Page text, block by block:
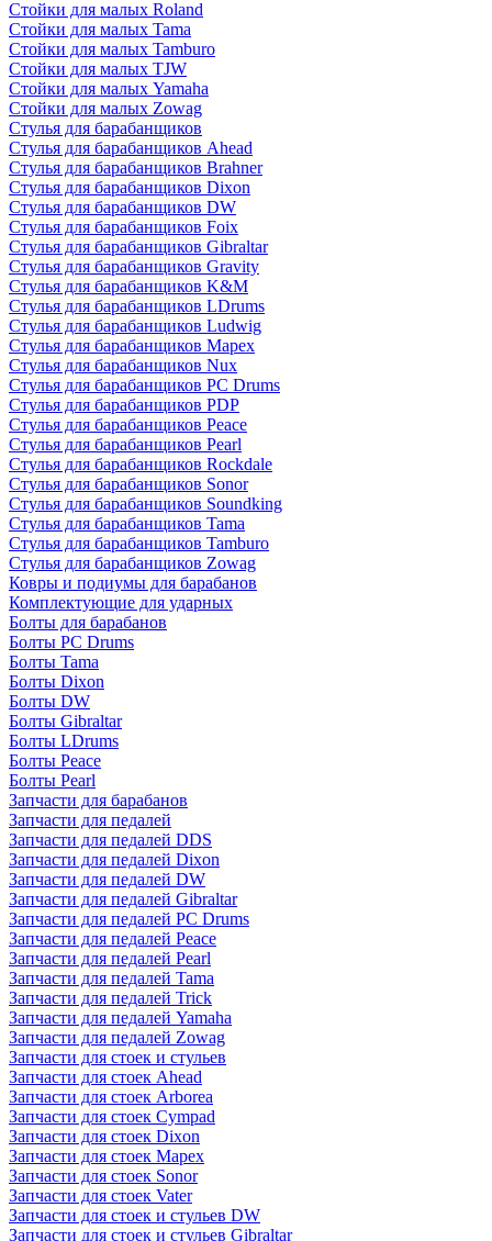
Стойки для малых Roland
Стойки для малых Tama
Стойки для малых Tamburo
Стойки для малых TJW
Стойки для малых Yamaha
Стойки для малых Zowag
Стулья для барабанщиков
Стулья для барабанщиков Ahead
Стулья для барабанщиков Brahner
Стулья для барабанщиков Dixon
Стулья для барабанщиков DW
Стулья для барабанщиков Foix
Стулья для барабанщиков Gibraltar
Стулья для барабанщиков Gravity
Стулья для барабанщиков K&M
Стулья для барабанщиков LDrums
Стулья для барабанщиков Ludwig
Стулья для барабанщиков Mapex
Стулья для барабанщиков Nux
Стулья для барабанщиков PC Drums
Стулья для барабанщиков PDP
Стулья для барабанщиков Peace
Стулья для барабанщиков Pearl
Стулья для барабанщиков Rockdale
Стулья для барабанщиков Sonor
Стулья для барабанщиков Soundking
Стулья для барабанщиков Tama
Стулья для барабанщиков Tamburo
Стулья для барабанщиков Zowag
Ковры и подиумы для барабанов
Комплектующие для ударных
Болты для барабанов
Болты PC Drums
Болты Tama
Болты Dixon
Болты DW
Болты Gibraltar
Болты LDrums
Болты Peace
Болты Pearl
Запчасти для барабанов
Запчасти для педалей
Запчасти для педалей DDS
Запчасти для педалей Dixon
Запчасти для педалей DW
Запчасти для педалей Gibraltar
Запчасти для педалей PC Drums
Запчасти для педалей Peace
Запчасти для педалей Pearl
Запчасти для педалей Tama
Запчасти для педалей Trick
Запчасти для педалей Yamaha
Запчасти для педалей Zowag
Запчасти для стоек и стульев
Запчасти для стоек Ahead
Запчасти для стоек Arborea
Запчасти для стоек Cympad
Запчасти для стоек Dixon
Запчасти для стоек Mapex
Запчасти для стоек Sonor
Запчасти для стоек Vater
Запчасти для стоек и стульев DW
Запчасти для стоек и стульев Gibraltar